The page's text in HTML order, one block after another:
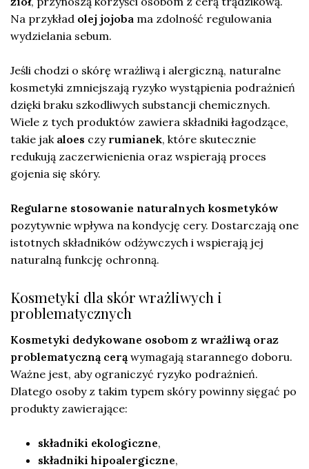
Na przykład olej jojoba ma zdolność regulowania
wydzielania sebum.
Jeśli chodzi o skórę wrażliwą i alergiczną, naturalne
kosmetyki zmniejszają ryzyko wystąpienia podrażnień
dzięki braku szkodliwych substancji chemicznych.
Wiele z tych produktów zawiera składniki łagodzące,
takie jak aloes czy rumianek, które skutecznie
redukują zaczerwienienia oraz wspierają proces
gojenia się skóry.
Regularne stosowanie naturalnych kosmetyków
pozytywnie wpływa na kondycję cery. Dostarczają one
istotnych składników odżywczych i wspierają jej
naturalną funkcję ochronną.
Kosmetyki dla skór wrażliwych i
problematycznych
Kosmetyki dedykowane osobom z wrażliwą oraz
problematyczną cerą wymagają starannego doboru.
Ważne jest, aby ograniczyć ryzyko podrażnień.
Dlatego osoby z takim typem skóry powinny sięgać po
produkty zawierające:
składniki ekologiczne,
składniki hipoalergiczne,